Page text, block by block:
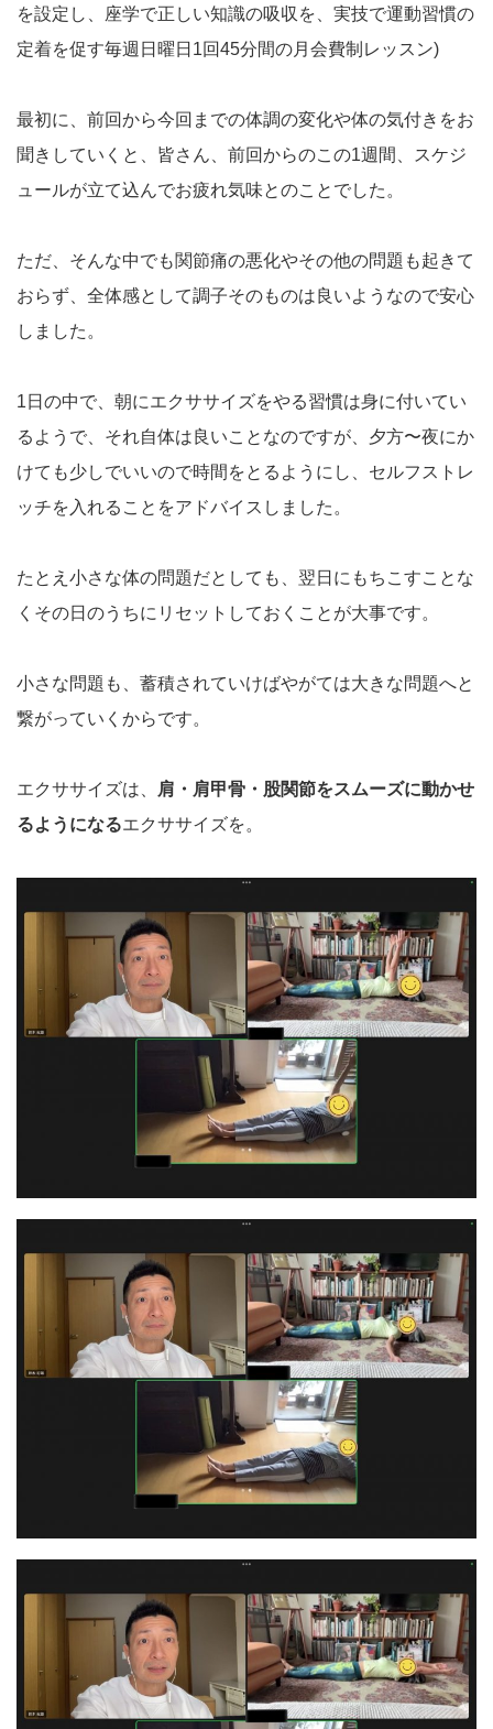
を設定し、座学で正しい知識の吸収を、実技で運動習慣の
定着を促す毎週日曜日1回45分間の月会費制レッスン)
最初に、前回から今回までの体調の変化や体の気付きをお
聞きしていくと、皆さん、前回からのこの1週間、スケジ
ュールが立て込んでお疲れ気味とのことでした。
ただ、そんな中でも関節痛の悪化やその他の問題も起きて
おらず、全体感として調子そのものは良いようなので安心
しました。
1日の中で、朝にエクササイズをやる習慣は身に付いてい
るようで、それ自体は良いことなのですが、夕方〜夜にか
けても少しでいいので時間をとるようにし、セルフストレ
ッチを入れることをアドバイスしました。
たとえ小さな体の問題だとしても、翌日にもちこすことな
くその日のうちにリセットしておくことが大事です。
小さな問題も、蓄積されていけばやがては大きな問題へと
繋がっていくからです。
エクササイズは、
肩・肩甲骨・股関節をスムーズに動かせ
るようになるエクササイズを。